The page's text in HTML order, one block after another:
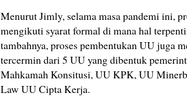
Menurut Jimly, selama masa pandemi ini,
mengikuti syarat formal di mana hal
tambahnya, proses pembentukan UU juga
tercermin dari 5 UU yang dibentuk
Mahkamah Konsitusi, UU KPK, UU
Law UU Cipta Kerja.